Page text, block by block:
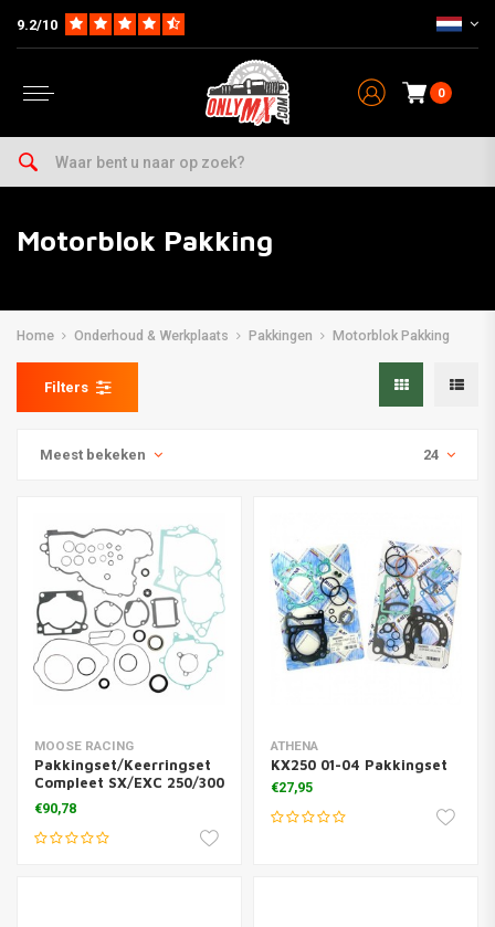
9.2/10
0
Motorblok Pakking
Home Onderhoud & Werkplaats Pakkingen Motorblok Pakking
Filters
Meest bekeken 24
MOOSE RACING
Pakkingset/Keerringset
Compleet SX/EXC 250/300
08-16
€90,78
ATHENA
KX250 01-04 Pakkingset
€27,95